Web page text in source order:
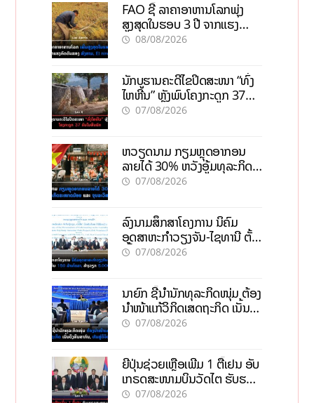
FAO ຊີ້ ລາຄາອາຫານໂລກພຸ່ງ
ສູງສຸດໃນຮອບ 3 ປີ ຈາກແຮງ
ກົດດັນຂອງສົງຄາມ, El nino
08/08/2026
ນັກບູຮານຄະດີໄຂປິດສະໜາ “ທົ່ງ
ໄຫຫີນ” ຫຼັງພົບໂຄງກະດູກ 37
ຄົນໃນຫີນຍັກ
07/08/2026
ຫວຽດນາມ ກຽມຫຼຸດອາກອນ
ລາຍໄດ້ 30% ຫວັງອູ້ມທຸລະກິດ
ຂະໜາດນ້ອຍ ແລະ ຈຸນລະ
07/08/2026
ລົງນາມສຶກສາໂຄງການ ນິຄົມ
ອຸດສາຫະກຳວຽງຈັນ-ໄຊທານີ ຕັ້ງ
ເປົ້າດຶງທຶນ 150 ລ້ານໂດລາ, ສ້າງ
07/08/2026
ນາຍົກ ຊີ້ນຳນັກທຸລະກິດໜຸ່ມ ຕ້ອງ
ນຳໜ້າແກ້ວິກິດເສດຖະກິດ ເນັ້ນດຶງ
ທຶນສາກົນ, ຫັນສູ່ດິຈິຕອນ
07/08/2026
ຍີ່ປຸ່ນຊ່ວຍເຫຼືອເພີ່ມ 1 ຕື້ເຢນ ອັບ
ເກຣດສະໜາມບິນວັດໄຕ ຮັບຮອງ
ການເຕີບໂຕ
07/08/2026